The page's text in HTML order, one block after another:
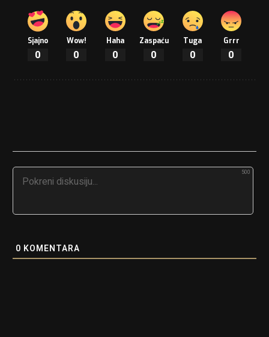
Sjajno
0
Wow!
0
Haha
0
Zaspaću
0
Tuga
0
Grrr
0
500
0 KOMENTARA